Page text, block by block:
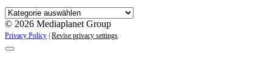
Kategorien
© 2026 Mediaplanet Group
Privacy Policy Revise privacy settings